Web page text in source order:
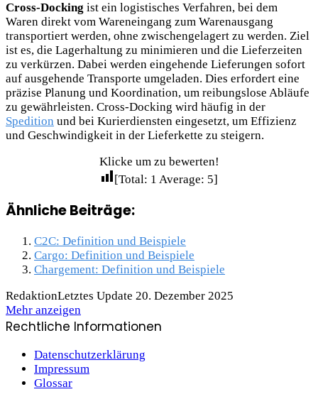
Cross-Docking ist ein logistisches Verfahren, bei dem
Waren direkt vom Wareneingang zum Warenausgang
transportiert werden, ohne zwischengelagert zu werden. Ziel
ist es, die Lagerhaltung zu minimieren und die Lieferzeiten
zu verkürzen. Dabei werden eingehende Lieferungen sofort
auf ausgehende Transporte umgeladen. Dies erfordert eine
präzise Planung und Koordination, um reibungslose Abläufe
zu gewährleisten. Cross-Docking wird häufig in der
Spedition und bei Kurierdiensten eingesetzt, um Effizienz
und Geschwindigkeit in der Lieferkette zu steigern.
Klicke um zu bewerten!
[Total: 1 Average: 5]
Ähnliche Beiträge:
C2C: Definition und Beispiele
Cargo: Definition und Beispiele
Chargement: Definition und Beispiele
RedaktionLetztes Update 20. Dezember 2025
Mehr anzeigen
Rechtliche Informationen
Datenschutzerklärung
Impressum
Glossar